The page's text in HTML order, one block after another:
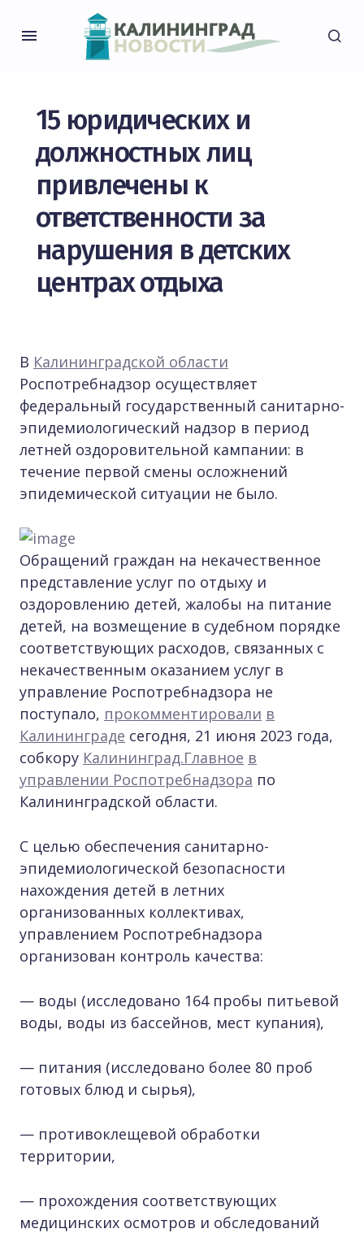
15 юридических и
должностных лиц
привлечены к
ответственности за
нарушения в детских
центрах отдыха
В Калининградской области
Роспотребнадзор осуществляет
федеральный государственный санитарно-
эпидемиологический надзор в период
летней оздоровительной кампании: в
течение первой смены осложнений
эпидемической ситуации не было.
Обращений граждан на некачественное
представление услуг по отдыху и
оздоровлению детей, жалобы на питание
детей, на возмещение в судебном порядке
соответствующих расходов, связанных с
некачественным оказанием услуг в
управление Роспотребнадзора не
поступало, прокомментировали в
Калининграде сегодня, 21 июня 2023 года,
собкору Калининград.Главное в
управлении Роспотребнадзора по
Калининградской области.
С целью обеспечения санитарно-
эпидемиологической безопасности
нахождения детей в летних
организованных коллективах,
управлением Роспотребнадзора
организован контроль качества:
— воды (исследовано 164 пробы питьевой
воды, воды из бассейнов, мест купания),
— питания (исследовано более 80 проб
готовых блюд и сырья),
— противоклещевой обработки
территории,
— прохождения соответствующих
медицинских осмотров и обследований